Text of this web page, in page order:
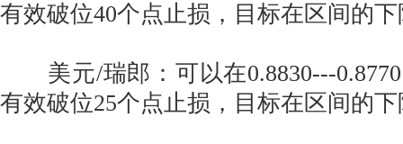
有效破位40个点止损，目标在区间的
美元/瑞郎：可以在0.8830---
有效破位25个点止损，目标在区间的